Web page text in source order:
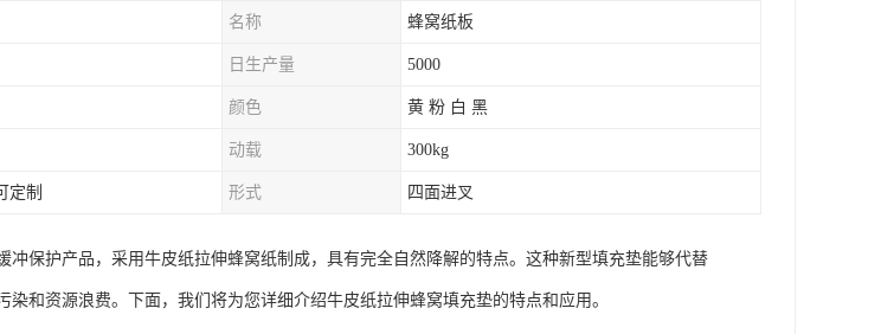
名称 蜂窝纸板
日生产量 5000
颜色 黄 粉 白 黑
动载 300kg
定制 形式 四面进叉
冲保护产品，采用牛皮纸拉伸蜂窝纸制成，具有完全自然降解的特点。这种新型填充垫能够代替
和资源浪费。下面，我们将为您详细介绍牛皮纸拉伸蜂窝填充垫的特点和应用。